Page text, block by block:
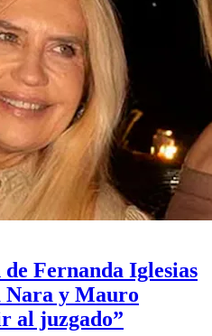
Fernanda Iglesias
Nara y Mauro
al juzgado”